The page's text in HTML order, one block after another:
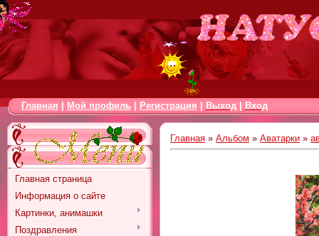
Главная Мой профиль Регистрация Выход Вход
Главная страница
Информация о сайте
Картинки, анимашки
Поздравления
Главная » Альбом » Аватарки »